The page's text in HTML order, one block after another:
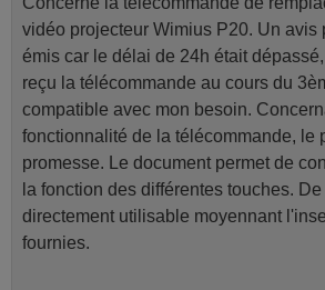
vidéo projecteur Wimius P20. Un avis
émis car le délai de 24h était
reçu la télécommande au cours du
compatible avec mon besoin.
fonctionnalité de la télécommande, le
promesse. Le document permet de
la fonction des différentes touches.
directement utilisable moyennant
fournies.